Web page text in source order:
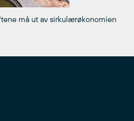
må ut av sirkulærøkonomien